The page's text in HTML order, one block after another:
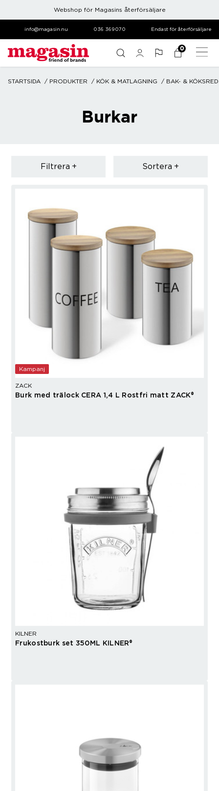
Webshop för Magasins återförsäljare
info@magasin.nu 036 369070 Endast för återförsäljare
0
STARTSIDA PRODUKTER KÖK & MATLAGNING BAK- &
Burkar
Filtrera Sortera
Kampanj
ZACK
Burk med trälock CERA 1,4 L Rostfri matt ZACK®
KILNER
Frukostburk set 350ML KILNER®